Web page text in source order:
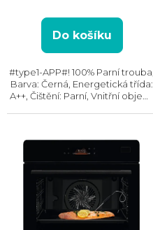
Do košíku
#type1-APP#! 100% Parní trouba,
Barva: Černá, Energetická třída:
A++, Čištění: Parní, Vnitřní objem: